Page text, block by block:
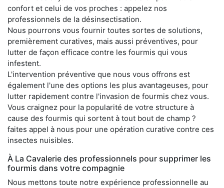
confort et celui de vos proches : appelez nos
professionnels de la désinsectisation.
Nous pourrons vous fournir toutes sortes de solutions,
premièrement curatives, mais aussi préventives, pour
lutter de façon efficace contre les fourmis qui vous
infestent.
L'intervention préventive que nous vous offrons est
également l'une des options les plus avantageuses, pour
lutter rapidement contre l'invasion de fourmis chez vous.
Vous craignez pour la popularité de votre structure à
cause des fourmis qui sortent à tout bout de champ ?
faites appel à nous pour une opération curative contre ces
insectes nuisibles.
À La Cavalerie des professionnels pour supprimer les
fourmis dans votre compagnie
Nous mettons toute notre expérience professionnelle au